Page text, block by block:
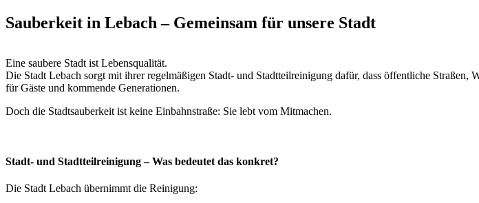
Sauberkeit in Lebach – Gemeinsam für unsere Stadt
Eine saubere Stadt ist Lebensqualität.
Die Stadt Lebach sorgt mit ihrer regelmäßigen Stadt- und Stadtteilreinigung dafür, dass öffentliche
für Gäste und kommende Generationen.
Doch die Stadtsauberkeit ist keine Einbahnstraße: Sie lebt vom Mitmachen.
Stadt- und Stadtteilreinigung – Was bedeutet das konkret?
Die Stadt Lebach übernimmt die Reinigung: